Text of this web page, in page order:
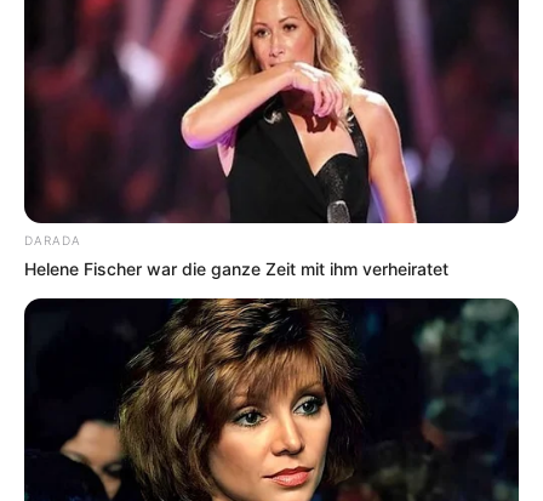
DARADA
Helene Fischer war die ganze Zeit mit ihm verheiratet